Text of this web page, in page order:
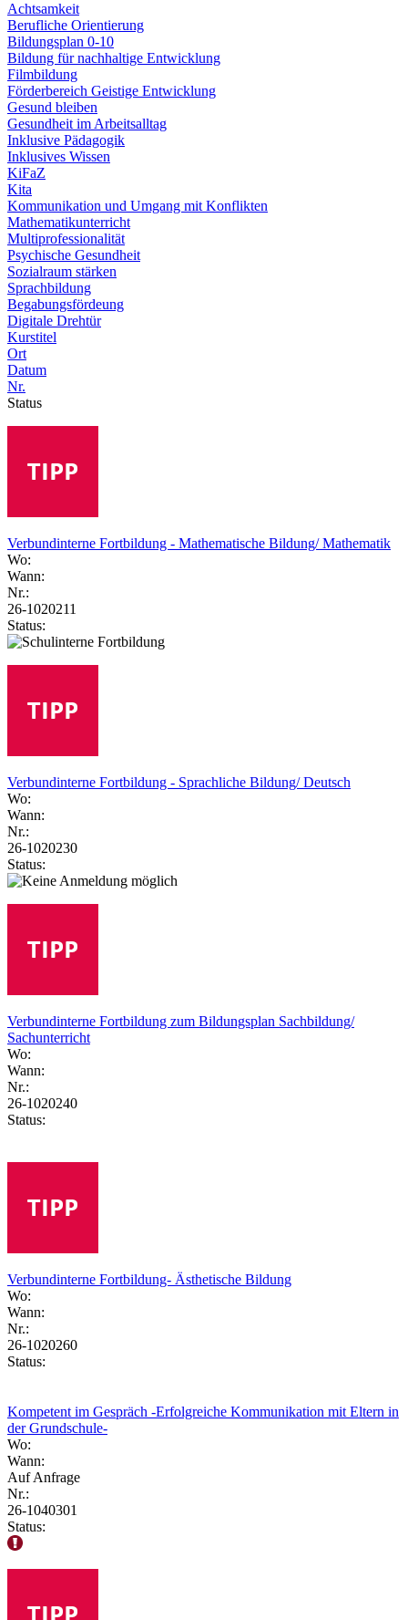
Achtsamkeit
Berufliche Orientierung
Bildungsplan 0-10
Bildung für nachhaltige Entwicklung
Filmbildung
Förderbereich Geistige Entwicklung
Gesund bleiben
Gesundheit im Arbeitsalltag
Inklusive Pädagogik
Inklusives Wissen
KiFaZ
Kita
Kommunikation und Umgang mit Konflikten
Mathematikunterricht
Multiprofessionalität
Psychische Gesundheit
Sozialraum stärken
Sprachbildung
Begabungsfördeung
Digitale Drehtür
Kurstitel
Ort
Datum
Nr.
Status
Verbundinterne Fortbildung - Mathematische Bildung/ Mathematik
Wo:
Wann:
Nr.:
26-1020211
Status:
Verbundinterne Fortbildung - Sprachliche Bildung/ Deutsch
Wo:
Wann:
Nr.:
26-1020230
Status:
Verbundinterne Fortbildung zum Bildungsplan Sachbildung/
Sachunterricht
Wo:
Wann:
Nr.:
26-1020240
Status:
Verbundinterne Fortbildung- Ästhetische Bildung
Wo:
Wann:
Nr.:
26-1020260
Status:
Kompetent im Gespräch -Erfolgreiche Kommunikation mit Eltern in
der Grundschule-
Wo:
Wann:
Auf Anfrage
Nr.:
26-1040301
Status: